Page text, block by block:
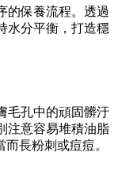
的保養流程。透過
水分平衡，打造穩
毛孔中的頑固髒汙
注意容易堆積油脂
長粉刺或痘痘。